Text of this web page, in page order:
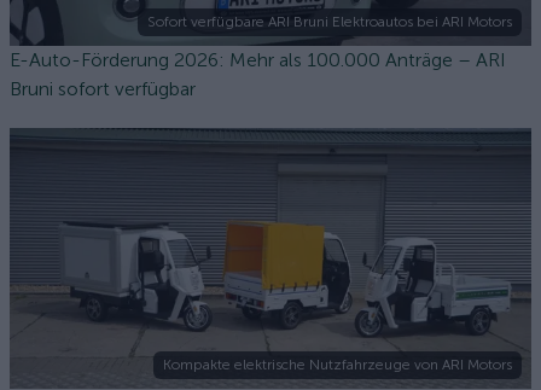
Sofort verfügbare ARI Bruni Elektroautos bei ARI Motors
E-Auto-Förderung 2026: Mehr als 100.000 Anträge – ARI
Bruni sofort verfügbar
Kompakte elektrische Nutzfahrzeuge von ARI Motors